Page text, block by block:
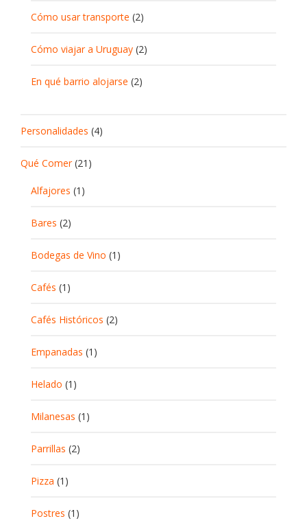
Cómo usar transporte (2)
Cómo viajar a Uruguay (2)
En qué barrio alojarse (2)
Personalidades (4)
Qué Comer(21)
Alfajores (1)
Bares (2)
Bodegas de Vino (1)
Cafés (1)
Cafés Históricos (2)
Empanadas (1)
Helado (1)
Milanesas (1)
Parrillas (2)
Pizza (1)
Postres (1)